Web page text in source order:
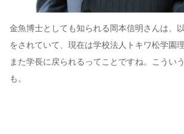
金魚博士としても知られる岡本信明さんは、
をされていて、現在は学校法人トキワ松学園
また学長に戻られるってことですね。こうい
も。